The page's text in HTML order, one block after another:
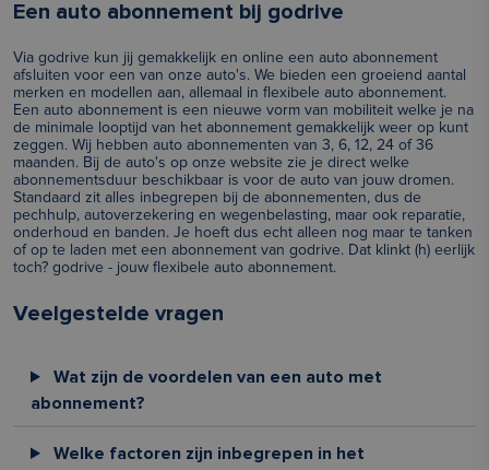
Een auto abonnement bij godrive
Via godrive kun jij gemakkelijk en online een auto abonnement
afsluiten voor een van onze auto's. We bieden een groeiend aantal
merken en modellen aan, allemaal in flexibele auto abonnement.
Een auto abonnement is een nieuwe vorm van mobiliteit welke je na
de minimale looptijd van het abonnement gemakkelijk weer op kunt
zeggen. Wij hebben auto abonnementen van 3, 6, 12, 24 of 36
maanden. Bij de auto's op onze website zie je direct welke
abonnementsduur beschikbaar is voor de auto van jouw dromen.
Standaard zit alles inbegrepen bij de abonnementen, dus de
pechhulp, autoverzekering en wegenbelasting, maar ook reparatie,
onderhoud en banden. Je hoeft dus echt alleen nog maar te tanken
of op te laden met een abonnement van godrive. Dat klinkt (h) eerlijk
toch? godrive - jouw flexibele auto abonnement.
Veelgestelde vragen
Wat zijn de voordelen van een auto met
abonnement?
Welke factoren zijn inbegrepen in het